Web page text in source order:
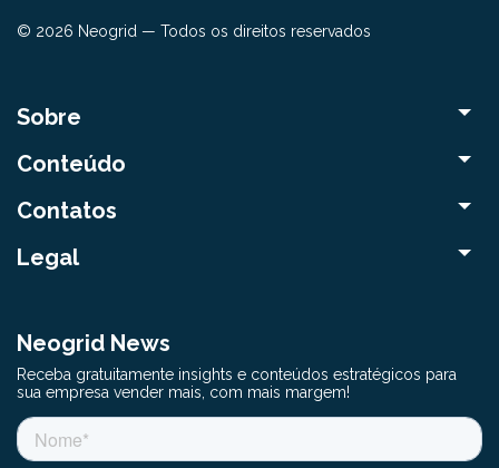
© 2026 Neogrid — Todos os direitos reservados
Sobre
Conteúdo
Contatos
Legal
Neogrid News